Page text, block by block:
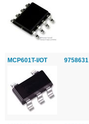
MCP601T-I/OT 9758631